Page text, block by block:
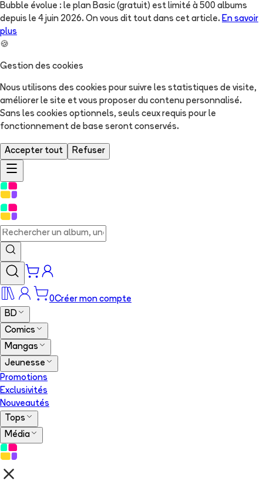
Bubble évolue : le plan Basic (gratuit) est limité à 500 albums
depuis le 4 juin 2026. On vous dit tout dans cet article. En savoir
plus
🍪
Gestion des cookies
Nous utilisons des cookies pour suivre les statistiques de visite,
améliorer le site et vous proposer du contenu personnalisé.
Sans les cookies optionnels, seuls ceux requis pour le
fonctionnement de base seront conservés.
Accepter tout Refuser
0Créer mon compte
BD
Comics
Mangas
Jeunesse
Promotions
Exclusivités
Nouveautés
Tops
Média